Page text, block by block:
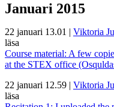
Januari 2015
22 januari 13.01 | Viktoria
läsa
Course material: A few
at the STEX office
22 januari 12.59 | Viktoria
läsa